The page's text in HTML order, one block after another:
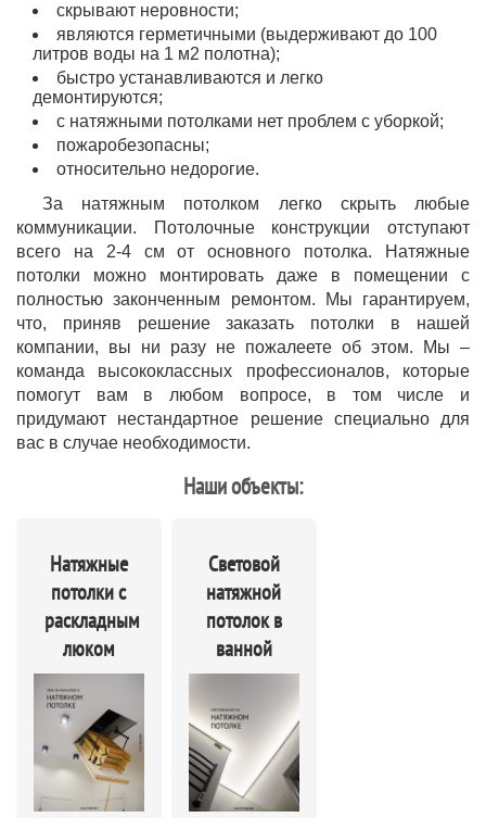
скрывают неровности;
являются герметичными (выдерживают до 100
литров воды на 1 м2 полотна);
быстро устанавливаются и легко
демонтируются;
с натяжными потолками нет проблем с уборкой;
пожаробезопасны;
относительно недорогие.
За натяжным потолком легко скрыть любые
коммуникации. Потолочные конструкции отступают
всего на 2-4 см от основного потолка. Натяжные
потолки можно монтировать даже в помещении с
полностью законченным ремонтом. Мы гарантируем,
что, приняв решение заказать потолки в нашей
компании, вы ни разу не пожалеете об этом. Мы –
команда высококлассных профессионалов, которые
помогут вам в любом вопросе, в том числе и
придумают нестандартное решение специально для
вас в случае необходимости.
Наши объекты:
Натяжные
потолки с
раскладным
люком
Световой
натяжной
потолок в
ванной